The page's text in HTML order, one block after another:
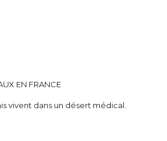
EN FRANCE
vivent dans un désert médical.